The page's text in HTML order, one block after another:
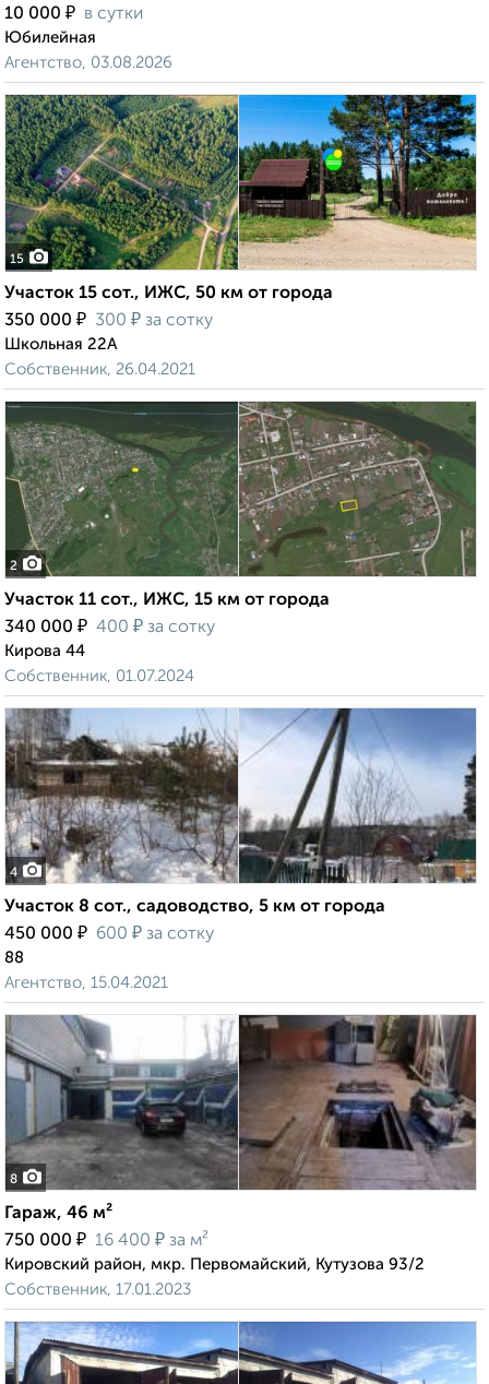
10 000 ₽ в сутки
Юбилейная
Агентство, 03.08.2026
15
Участок 15 сот., ИЖС, 50 км от города
350 000 ₽ 300 ₽ за сотку
Школьная 22А
Собственник, 26.04.2021
2
Участок 11 сот., ИЖС, 15 км от города
340 000 ₽ 400 ₽ за сотку
Кирова 44
Собственник, 01.07.2024
4
Участок 8 сот., садоводство, 5 км от города
450 000 ₽ 600 ₽ за сотку
88
Агентство, 15.04.2021
8
Гараж, 46 м²
750 000 ₽ 16 400 ₽ за м²
Кировский район, мкр. Первомайский, Кутузова 93/2
Собственник, 17.01.2023